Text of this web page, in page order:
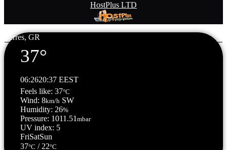
HostPlus LTD
Serres, GR
37°
06:2620:37 EEST
Feels like: 37°C
Wind: 8km/h SW
Humidity: 26%
Pressure: 1011.51mbar
UV index: 5
FriSatSun
37°C / 22°C